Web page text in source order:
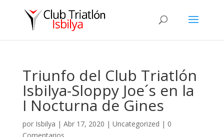
Triunfo del Club Triatlón
Isbilya-Sloppy Joe´s en la
I Nocturna de Gines
por Isbilya | Abr 17, 2020 | Uncategorized | 0